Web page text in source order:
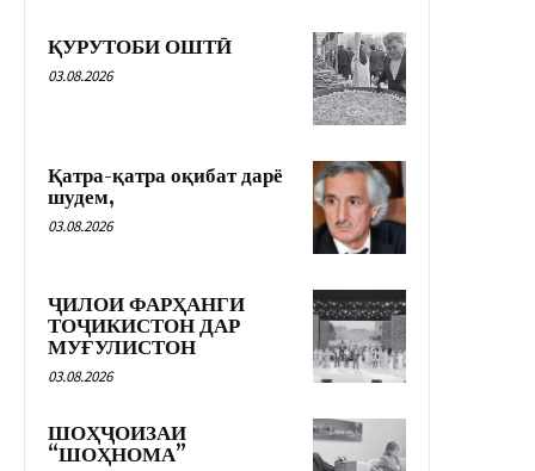
ҚУРУТОБИ ОШТӢ
03.08.2026
Қатра-қатра оқибат дарё
шудем,
03.08.2026
ҶИЛОИ ФАРҲАНГИ
ТОҶИКИСТОН ДАР
МУҒУЛИСТОН
03.08.2026
ШОҲҶОИЗАИ
“ШОҲНОМА”